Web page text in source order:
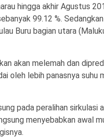
hingga akhir Agustus
99.12 %.
Buru bagian utara
akan melemah dan
oleh lebih panasnya suhu
pada peralihan sirkulasi
menyebabkan awal